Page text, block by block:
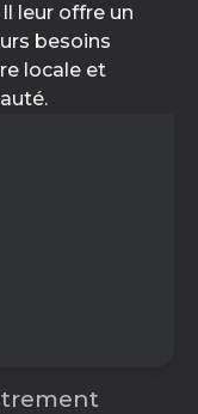
leur offre un
besoins
locale et